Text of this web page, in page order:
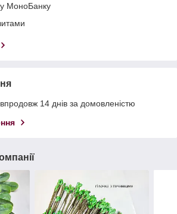
МоноБанку
14 днів за домовленістю